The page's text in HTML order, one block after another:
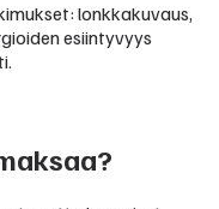
lonkkakuvaus,
esiintyvyys